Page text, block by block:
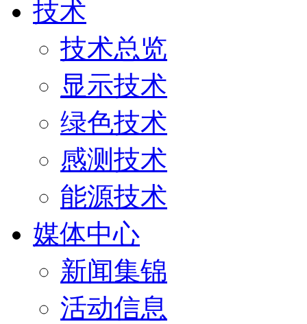
技术
技术总览
显示技术
绿色技术
感测技术
能源技术
媒体中心
新闻集锦
活动信息